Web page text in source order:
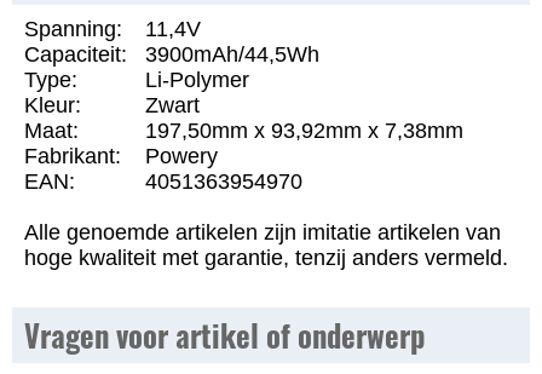
Spanning:
11,4V
Capaciteit:
3900mAh/44,5Wh
Type:
Li-Polymer
Kleur:
Zwart
Maat:
197,50mm x 93,92mm x 7,38mm
Fabrikant:
Powery
EAN:
4051363954970
Alle genoemde artikelen zijn imitatie artikelen van
hoge kwaliteit met garantie, tenzij anders vermeld.
Vragen voor artikel of onderwerp